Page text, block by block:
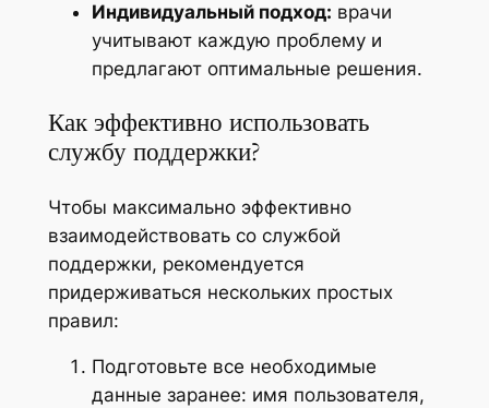
Индивидуальный подход: врачи
учитывают каждую проблему и
предлагают оптимальные решения.
Как эффективно использовать
службу поддержки?
Чтобы максимально эффективно
взаимодействовать со службой
поддержки, рекомендуется
придерживаться нескольких простых
правил:
Подготовьте все необходимые
данные заранее: имя пользователя,